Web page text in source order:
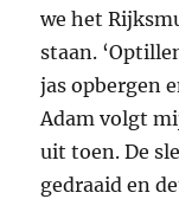
we het
staan.
jas opbergen
Adam volgt
uit toen. De
gedraaid en